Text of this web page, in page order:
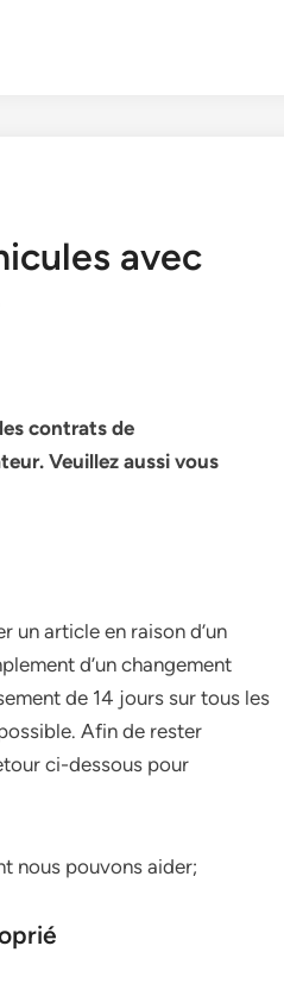
avec
contrats de
Veuillez aussi vous
un article en raison d’un
d’un changement
de 14 jours sur tous les
Afin de rester
ci-dessous pour
nous pouvons aider;